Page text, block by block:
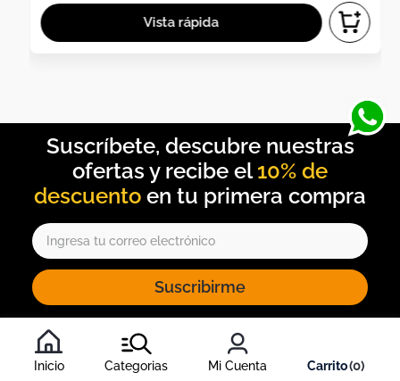
Inicio Categorias Mi Cuenta 0
10% de
descuento
Suscribirme
Al inscribirte al newsletter, aceptas nuestros
condiciones
, y nuestrapolítica de tratamiento de información